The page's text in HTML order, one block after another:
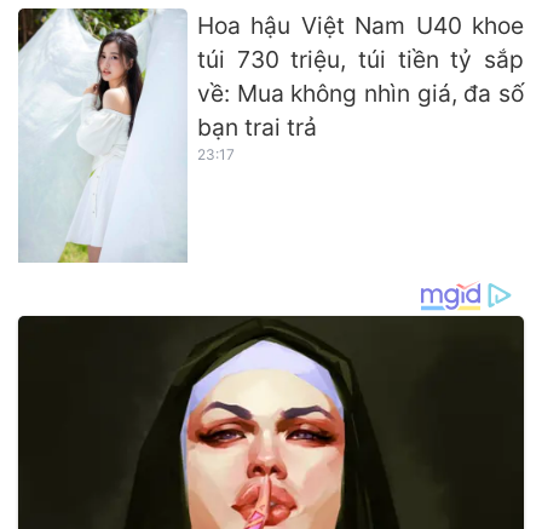
Hoa hậu Việt Nam U40 khoe
túi 730 triệu, túi tiền tỷ sắp
về: Mua không nhìn giá, đa số
bạn trai trả
23:17